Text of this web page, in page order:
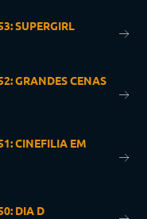
SUPERGIRL
GRANDES CENAS
CINEFILIA EM
DIA D